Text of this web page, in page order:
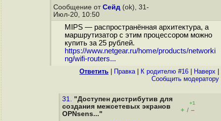
Сообщение от Сейд (ok), 31-
Июл-20, 10:50
MIPS — распространённая архитектура, а
маршрутизатор с этим процессором можно
купить за 25 рублей.
https://www.netgear.ru/home/products/networki
ng/wifi-routers...
Ответить Правка| К родителю #16 Наверх
Cообщить модератору
31. "Доступен дистрибутив для
создания межсетевых экранов
OPNsens..."
+1
+ / –